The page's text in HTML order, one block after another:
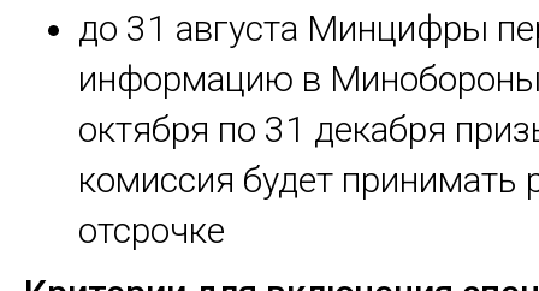
до 31 августа Минцифры
информацию в
октября по 31 декабря
комиссия будет принимать
отсрочке